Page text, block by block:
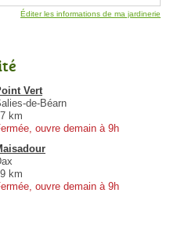
Éditer les informations de ma jardinerie
Vert
de-Béarn
km
ouvre demain à 9h
km
ouvre demain à 9h